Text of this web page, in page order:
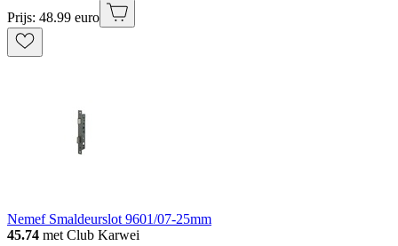
Prijs: 48.99 euro
Nemef Smaldeurslot 9601/07-25mm
45.74 met Club Karwei